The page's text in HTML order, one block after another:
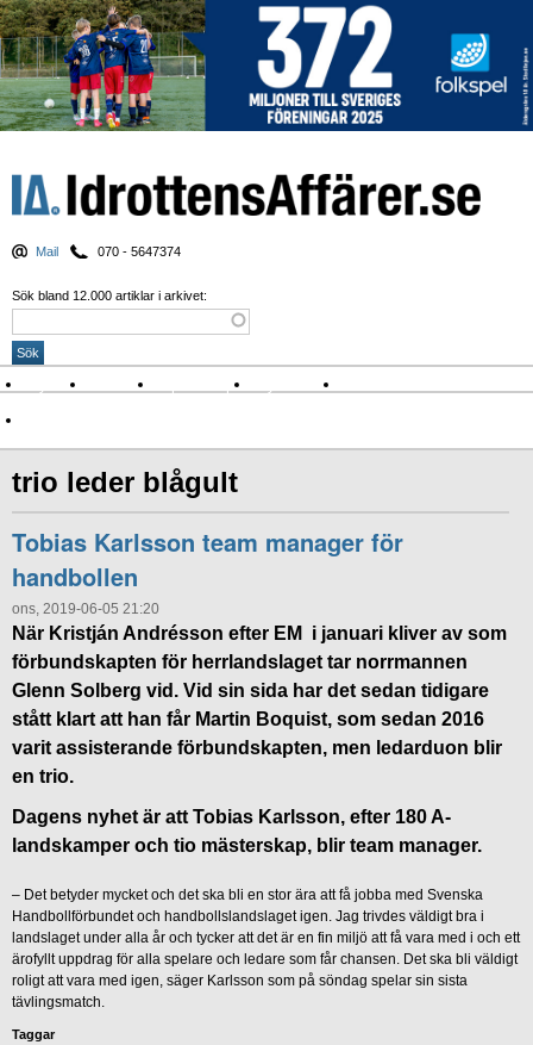
Mail 070 - 5647374
Sök bland 12.000 artiklar i arkivet:
Nyheter Krönikor Sport & spel Nyhetsbrev
trio leder blågult
Tobias Karlsson team manager för
handbollen
ons, 2019-06-05 21:20
När Kristján Andrésson efter EM i januari kliver av som
förbundskapten för herrlandslaget tar norrmannen
Glenn Solberg vid. Vid sin sida har det sedan tidigare
stått klart att han får Martin Boquist, som sedan 2016
varit assisterande förbundskapten, men ledarduon blir
en trio.
Dagens nyhet är att Tobias Karlsson, efter 180 A-
landskamper och tio mästerskap, blir team manager.
– Det betyder mycket och det ska bli en stor ära att få jobba med Svenska
Handbollförbundet och handbollslandslaget igen. Jag trivdes väldigt bra i
landslaget under alla år och tycker att det är en fin miljö att få vara med i och ett
ärofyllt uppdrag för alla spelare och ledare som får chansen. Det ska bli väldigt
roligt att vara med igen, säger Karlsson som på söndag spelar sin sista
tävlingsmatch.
Taggar